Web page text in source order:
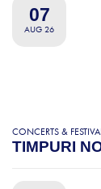
07
AUG 26
CONCERTS &
TIMPURI